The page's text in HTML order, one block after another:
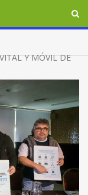
Y MÓVIL DE